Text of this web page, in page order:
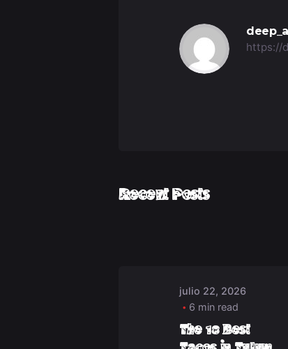
https://
Recent Posts
julio 22, 2026
6 min read
The 18 Best